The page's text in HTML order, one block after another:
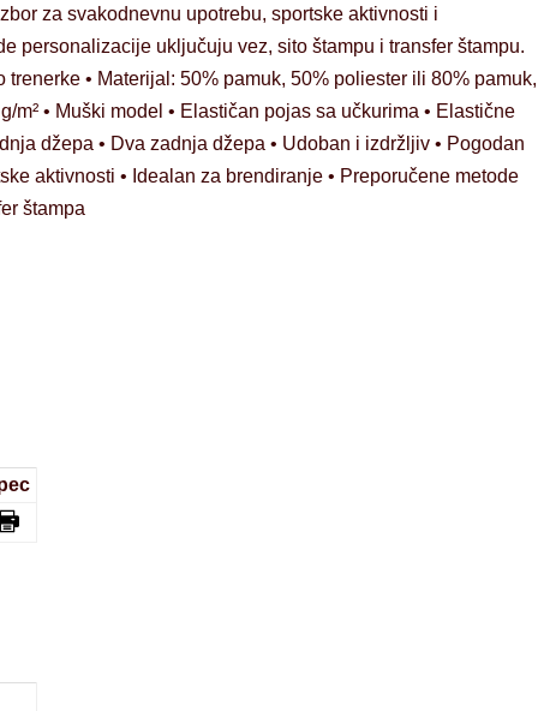
za svakodnevnu upotrebu, sportske aktivnosti i
personalizacije uključuju vez, sito štampu i transfer štampu.
• Materijal: 50% pamuk, 50% poliester ili 80% pamuk,
m² • Muški model • Elastičan pojas sa učkurima • Elastične
džepa • Dva zadnja džepa • Udoban i izdržljiv • Pogodan
aktivnosti • Idealan za brendiranje • Preporučene metode
štampa